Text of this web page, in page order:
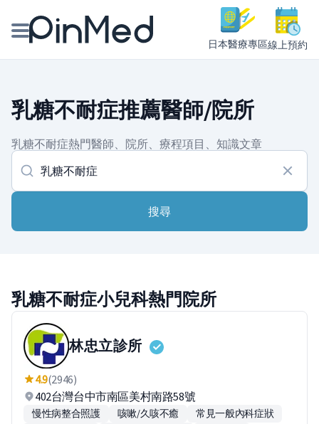
日本醫療專區線上預約
醫師專欄專訪
健康主題館
我是醫療人員
乳糖不耐症推薦醫師/院所
乳糖不耐症熱門醫師、院所、療程項目、知識文章
搜尋
乳糖不耐症小兒科熱門院所
林忠立診所
4.9(2946)
402台灣台中市南區美村南路58號
慢性病整合照護 咳嗽/久咳不癒
常見一般內科症狀